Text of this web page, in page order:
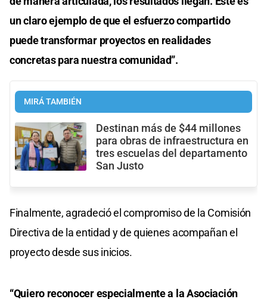
un claro ejemplo de que el esfuerzo compartido
puede transformar proyectos en realidades
concretas para nuestra comunidad”.
MIRÁ TAMBIÉN
Destinan más de $44 millones
para obras de infraestructura en
tres escuelas del departamento
San Justo
Finalmente, agradeció el compromiso de la Comisión
Directiva de la entidad y de quienes acompañan el
proyecto desde sus inicios.
“Quiero reconocer especialmente a la Asociación